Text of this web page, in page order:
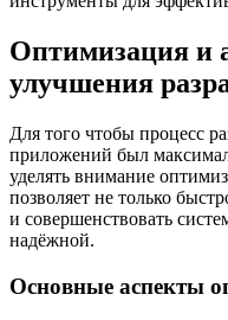
Оптимизация и
улучшения
Для того чтобы процесс
приложений был
уделять внимание
позволяет не только
и совершенствовать
надёжной.
Основные аспекты